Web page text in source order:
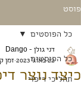
פוסט
כל הפוסטים
תהליכי ריפוי
כל הפוסטים
כיצד נוצר
דני גולן - Dango
22 באוג׳ 2023
זמן